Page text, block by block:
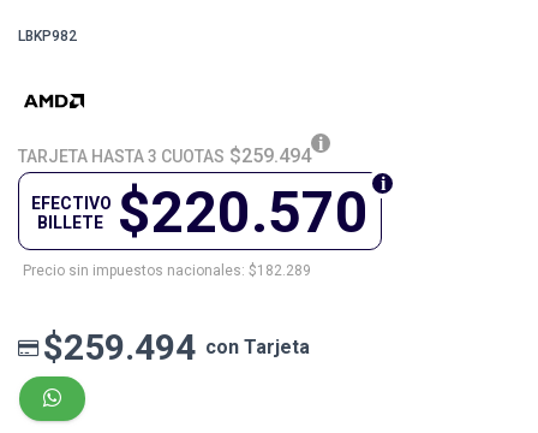
LBKP982
TARJETA HASTA 3 CUOTAS $259.494
$220.570
EFECTIVO
BILLETE
Precio sin impuestos nacionales: $182.289
$259.494 con Tarjeta